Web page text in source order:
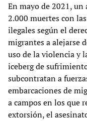
En mayo de 2021, un
2.000 muertes con
ilegales según el
migrantes a alejarse
uso de la violencia y
iceberg de
subcontratan a
embarcaciones de
a campos en los que
extorsión, el